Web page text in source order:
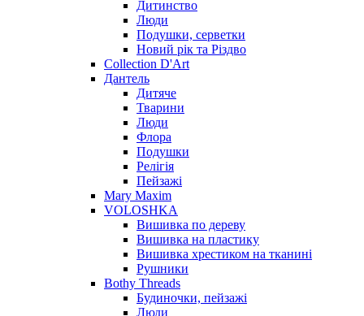
Дитинство
Люди
Подушки, серветки
Новий рік та Різдво
Collection D'Art
Дантель
Дитяче
Тварини
Люди
Флора
Подушки
Релігія
Пейзажі
Mary Maxim
VOLOSHKA
Вишивка по дереву
Вишивка на пластику
Вишивка хрестиком на тканині
Рушники
Bothy Threads
Будиночки, пейзажі
Люди